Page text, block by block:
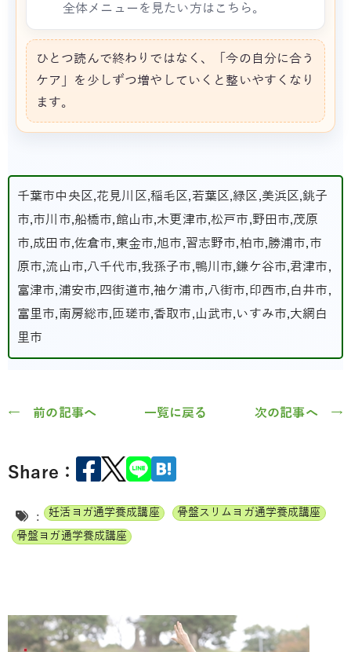
全体メニューを見たい方はこちら。
ひとつ読んで終わりではなく、「今の自分に合う
ケア」を少しずつ増やしていくと整いやすくなり
ます。
千葉市中央区,花見川区,稲毛区,若葉区,緑区,美浜区,銚子
市,市川市,船橋市,館山市,木更津市,松戸市,野田市,茂原
市,成田市,佐倉市,東金市,旭市,習志野市,柏市,勝浦市,市
原市,流山市,八千代市,我孫子市,鴨川市,鎌ケ谷市,君津市,
富津市,浦安市,四街道市,袖ケ浦市,八街市,印西市,白井市,
富里市,南房総市,匝瑳市,香取市,山武市,いすみ市,大網白
里市
← 前の記事へ 一覧に戻る 次の記事へ →
Share：
: 妊活ヨガ通学養成講座
骨盤スリムヨガ通学養成講座
骨盤ヨガ通学養成講座